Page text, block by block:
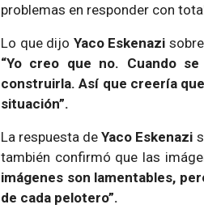
problemas en responder con
Lo que dijo Yaco Eskenazi
“Yo creo que no. Cuando
construirla. Así que creería
situación”.
La respuesta deYaco Eskenazi
también confirmó que las
imágenes son lamentables,
de cada pelotero”.